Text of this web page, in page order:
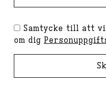
Samtycke till att
om dig